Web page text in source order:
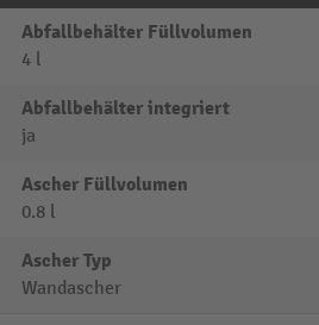
Abfallbehälter Füllvolumen
4 l
Abfallbehälter integriert
ja
Ascher Füllvolumen
0.8 l
Ascher Typ
Wandascher